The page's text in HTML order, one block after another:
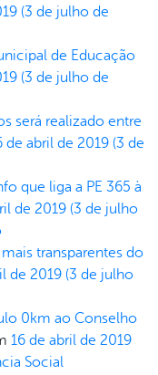
(3 de julho de
de Educação
(3 de julho de
será realizado entre
de abril de 2019 (3 de
que liga a PE 365 à
de 2019 (3 de julho
transparentes do
de 2019 (3 de julho
0km ao Conselho
16 de abril de 2019
Social